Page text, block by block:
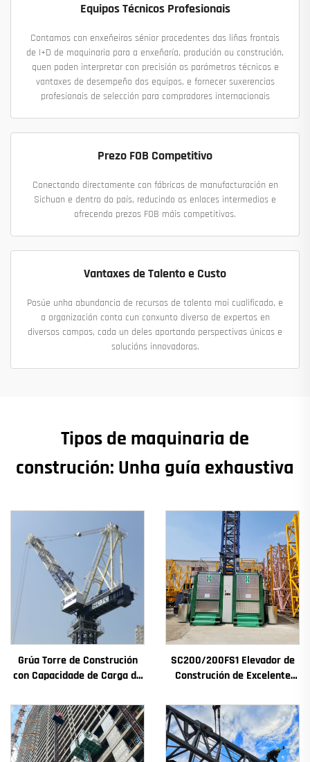
Equipos Técnicos Profesionais
Contamos con enxeñeiros sénior procedentes das liñas frontais
de I+D de maquinaria para a enxeñaría, produción ou construción,
quen poden interpretar con precisión os parámetros técnicos e
vantaxes de desempeño dos equipos, e fornecer suxerencias
profesionais de selección para compradores internacionais
Prezo FOB Competitivo
Conectando directamente con fábricas de manufacturación en
Sichuan e dentro do país, reducindo os enlaces intermedios e
ofrecendo prezos FOB máis competitivos.
Vantaxes de Talento e Custo
Posúe unha abundancia de recursos de talento moi cualificado, e
a organización conta cun conxunto diverso de expertos en
diversos campos, cada un deles aportando perspectivas únicas e
solucións innovadoras.
Tipos de maquinaria de
construción: Unha guía exhaustiva
Grúa Torre de Construción
con Capacidade de Carga de
Cambios Motor de
Engranaxes Coxinetes
Principais
SC200/200FS1 Elevador de
Construción de Excelente
de Edificios e Pozo de
Ascensor para Alxeria